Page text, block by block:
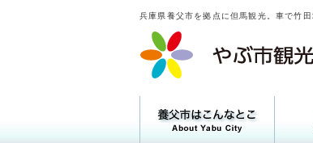
兵庫県養父市を拠点に但馬観光。車で竹